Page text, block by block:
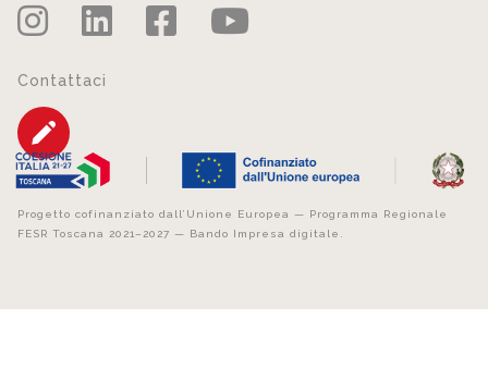
Contattaci
Progetto cofinanziato dall’Unione Europea — Programma Regionale
FESR Toscana 2021–2027 — Bando Impresa digitale.